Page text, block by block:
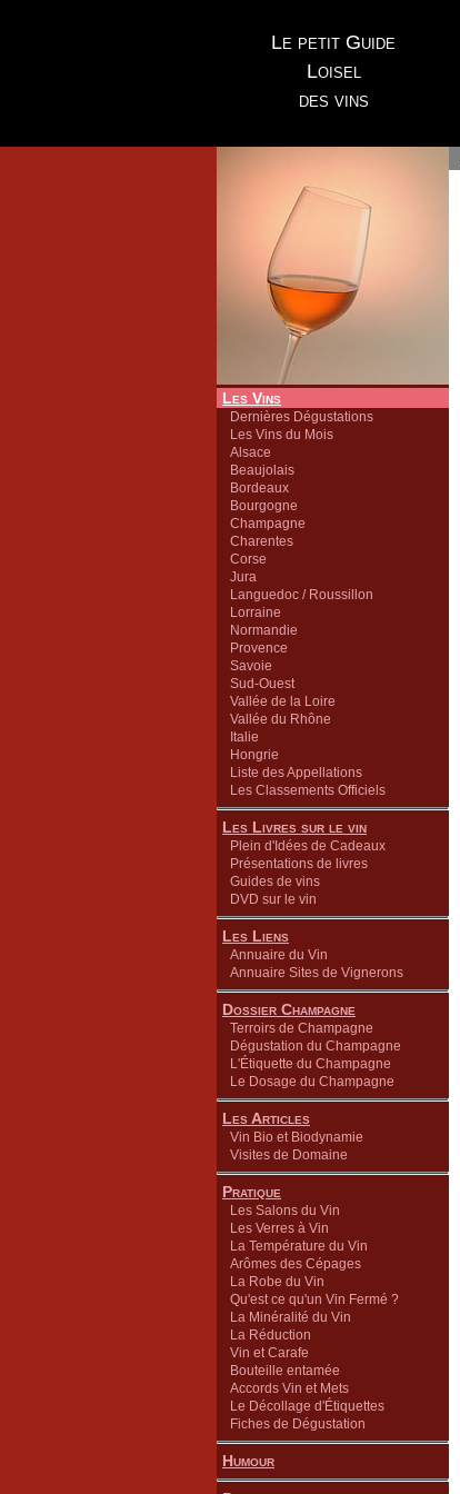
Le petit Guide
Loisel
des vins
Les Vins
Dernières Dégustations
Les Vins du Mois
Alsace
Beaujolais
Bordeaux
Bourgogne
Champagne
Charentes
Corse
Jura
Languedoc / Roussillon
Lorraine
Normandie
Provence
Savoie
Sud-Ouest
Vallée de la Loire
Vallée du Rhône
Italie
Hongrie
Liste des Appellations
Les Classements Officiels
Les Livres sur le vin
Plein d'Idées de Cadeaux
Présentations de livres
Guides de vins
DVD sur le vin
Les Liens
Annuaire du Vin
Annuaire Sites de Vignerons
Dossier Champagne
Terroirs de Champagne
Dégustation du Champagne
L'Étiquette du Champagne
Le Dosage du Champagne
Les Articles
Vin Bio et Biodynamie
Visites de Domaine
Pratique
Les Salons du Vin
Les Verres à Vin
La Température du Vin
Arômes des Cépages
La Robe du Vin
Qu'est ce qu'un Vin Fermé ?
La Minéralité du Vin
La Réduction
Vin et Carafe
Bouteille entamée
Accords Vin et Mets
Le Décollage d'Étiquettes
Fiches de Dégustation
Humour